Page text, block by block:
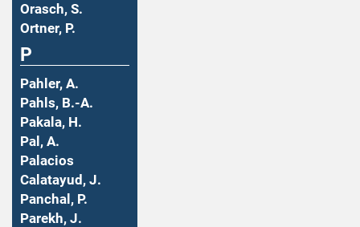
Orasch, S.
Ortner, P.
P
Pahler, A.
Pahls, B.-A.
Pakala, H.
Pal, A.
Palacios
Calatayud, J.
Panchal, P.
Parekh, J.